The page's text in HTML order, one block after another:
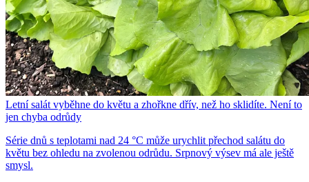
Letní salát vyběhne do květu a zhořkne dřív, než ho sklidíte. Není to
jen chyba odrůdy
Série dnů s teplotami nad 24 °C může urychlit přechod salátu do
květu bez ohledu na zvolenou odrůdu. Srpnový výsev má ale ještě
smysl.